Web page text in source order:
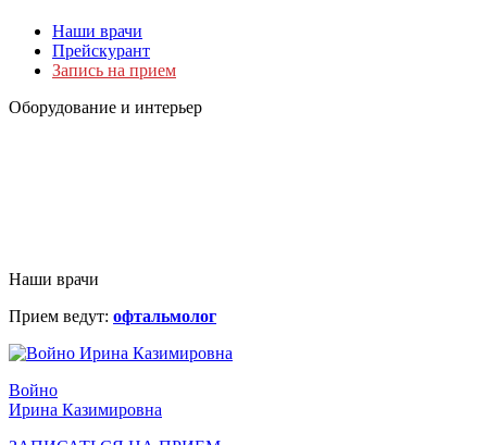
Наши врачи
Прейскурант
Запись на прием
Оборудование и интерьер
Наши врачи
Прием ведут: офтальмолог
Войно
Ирина Казимировна